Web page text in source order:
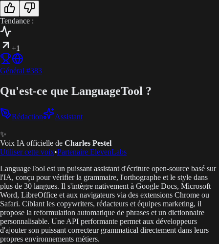
Tendance :
+1
Général #383
Qu'est-ce que LanguageTool ?
Rédaction Assistant
✨
Voix IA officielle de Charles Pestel
Utiliser cette voix•Partenaire ElevenLabs
LanguageTool est un puissant assistant d'écriture open-source basé sur
l'IA, conçu pour vérifier la grammaire, l'orthographe et le style dans
plus de 30 langues. Il s'intègre nativement à Google Docs, Microsoft
Word, LibreOffice et aux navigateurs via des extensions Chrome ou
Safari. Ciblant les copywriters, rédacteurs et équipes marketing, il
propose la reformulation automatique de phrases et un dictionnaire
personnalisable. Une API performante permet aux développeurs
d'ajouter son puissant correcteur grammatical directement dans leurs
propres environnements métiers.